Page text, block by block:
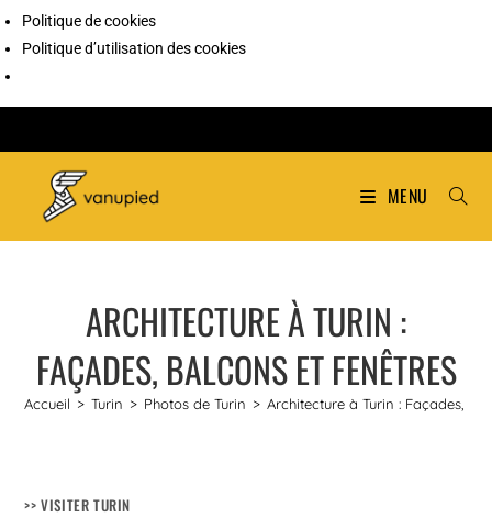
Politique de cookies
Politique d’utilisation des cookies
MENU
ARCHITECTURE À TURIN :
FAÇADES, BALCONS ET FENÊTRES
Accueil > Turin > Photos de Turin > Architecture à Turin : Façades,
>> VISITER TURIN